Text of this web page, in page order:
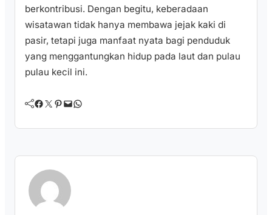
berkontribusi. Dengan begitu, keberadaan
wisatawan tidak hanya membawa jejak kaki di
pasir, tetapi juga manfaat nyata bagi penduduk
yang menggantungkan hidup pada laut dan pulau
pulau kecil ini.
Facebook Twitter Pinterest Mail WhatsApp